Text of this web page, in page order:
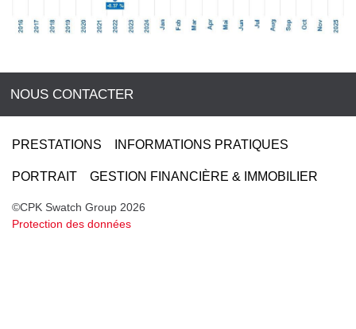
NOUS CONTACTER
©CPK Swatch Group 2026
Protection des données
PRESTATIONS INFORMATIONS PRATIQUES
PORTRAIT GESTION FINANCIÈRE & IMMOBILIER